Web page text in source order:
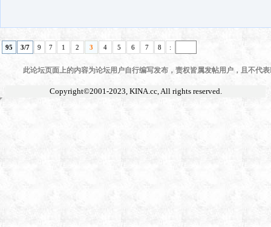
95 3/7 9 7 1 2 3 4 5 6 7 8 :
此论坛页面上的内容为论坛用户自行编写发布，责权皆属发帖用户，且不代
Copyright©2001-2023, KINA.cc, All rights reserved.